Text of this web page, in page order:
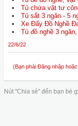
Tủ chứa vật tư
Tủ sắt 3 ngăn - 5
Xe Đẩy Đồ Nghề
Tủ đồ nghề 3
22/6/22
(Bạn phải Đăng nhập
Nút "Chia sẻ" đến bạn bè